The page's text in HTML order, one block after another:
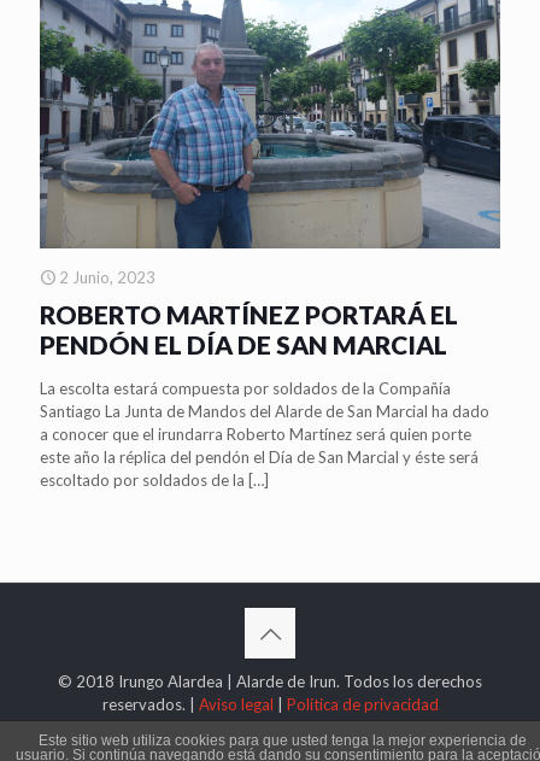
2 Junio, 2023
ROBERTO MARTÍNEZ PORTARÁ EL
PENDÓN EL DÍA DE SAN MARCIAL
La escolta estará compuesta por soldados de la Compañía
Santiago La Junta de Mandos del Alarde de San Marcial ha dado
a conocer que el irundarra Roberto Martínez será quien porte
este año la réplica del pendón el Día de San Marcial y éste será
escoltado por soldados de la […]
© 2018 Irungo Alardea | Alarde de Irun. Todos los derechos
reservados. | Aviso legal Política de privacidad
Este sitio web utiliza cookies para que usted tenga la mejor experiencia de
usuario. Si continúa navegando está dando su consentimiento para la